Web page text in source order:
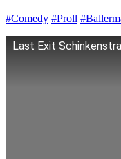
#Comedy #Proll
Last Exit